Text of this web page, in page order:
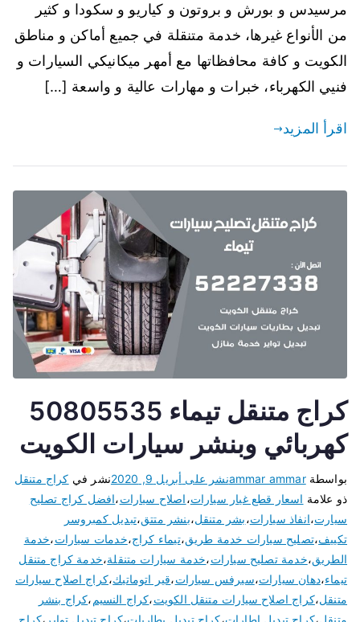
مرسيدس و بورش و بروتون و كياريو و سكودا و كثير
من الأنواع غيرها، خدمة متنقلة في جميع أماكن و مناطق
الكويت و كافة محافظاتها مع أمهر ميكانيكي السيارات و
فنيي الكهرباء، خبرات و مهارات عالية و واسعة […]
اقرأ المزيد
كراج متنقل تيماء 50805535
كهربائي وبنشر سيارات الكويت
بواسطةammar ammarنشر على أبريل 9, 2020 نشر في كراج متنقل
ذو علامة اسعار قطع غيار سيارات،اصلاح سيارات،افضل كراج تصليح
سيارت،انفاذ سيارات،بشر متنقل،بنشر متتق،تبديل كمبروسر
تكييف،تصليح سيارات خدمة طريق،تيماء كراج،خدمات سيارات،خدمة
الطريق،خدمة تصليح سيارات،خدمة سيارات متنقلة،خدمة كراج متنقل
تيماء،دهان سيارات،سيرفس سيارات،قير اتوماتيك،كراج اصلاح سيارات
متنقل،كراج اصلاح سيارات متنقل الكويت،كراج النسيم،كراج بنشر